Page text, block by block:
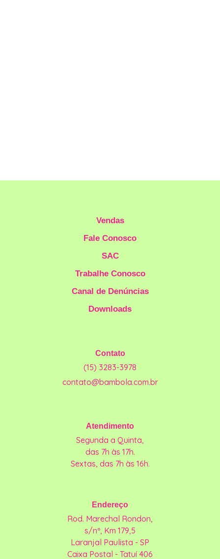
Vendas
Fale Conosco
SAC
Trabalhe Conosco
Canal de Denúncias
Downloads
Contato
(15) 3283-3978
contato@bambola.com.br
Atendimento
Segunda a Quinta,
das 7h às 17h.
Sextas, das 7h às 16h.
Endereço
Rod. Marechal Rondon,
s/nº, Km 179,5
Laranjal Paulista - SP
Caixa Postal - Tatuí 406